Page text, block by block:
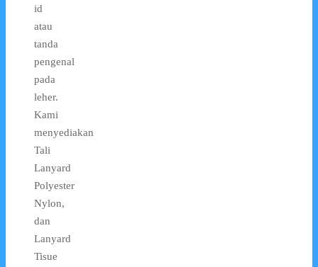
id
atau
tanda
pengenal
pada
leher.
Kami
menyediakan
Tali
Lanyard
Polyester
Nylon,
dan
Lanyard
Tisue